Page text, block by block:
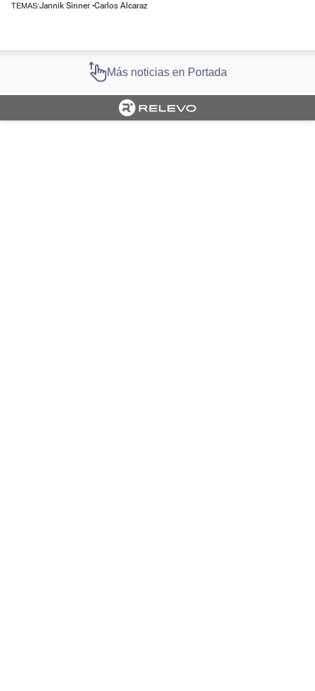
TEMAS:Jannik Sinner Carlos Alcaraz
Más noticias en Portada